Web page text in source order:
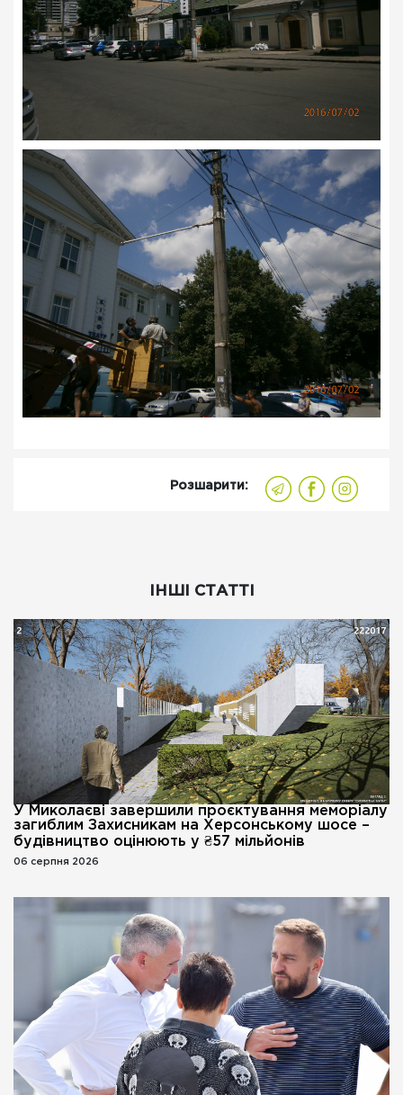
Розшарити:
ІНШІ СТАТТІ
У Миколаєві завершили проєктування меморіалу
загиблим Захисникам на Херсонському шосе –
будівництво оцінюють у ₴57 мільйонів
06 серпня 2026